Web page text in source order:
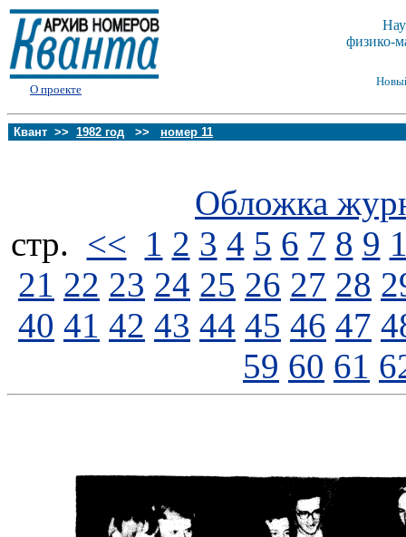
О проекте
физико-
Квант >> 1982 год >> номер 11
Обложка
стp. << 1 2 3 4 5 6 7 8 9
21 22 23 24 25 26 27 28
40 41 42 43 44 45 46 47
59 60 61